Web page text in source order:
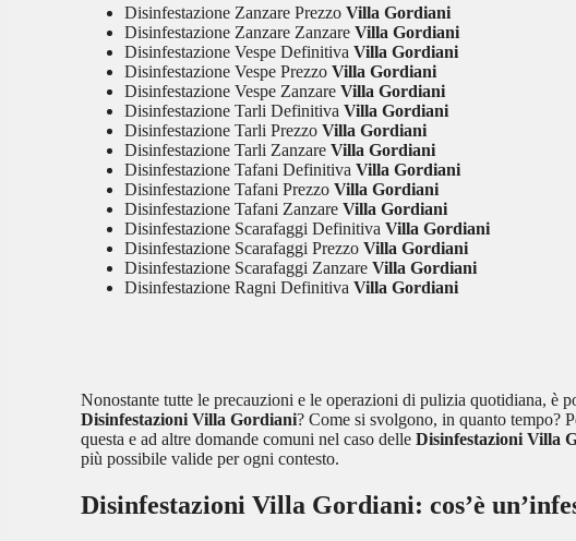
Disinfestazione Zanzare Prezzo Villa Gordiani
Disinfestazione Zanzare Zanzare Villa Gordiani
Disinfestazione Vespe Definitiva Villa Gordiani
Disinfestazione Vespe Prezzo Villa Gordiani
Disinfestazione Vespe Zanzare Villa Gordiani
Disinfestazione Tarli Definitiva Villa Gordiani
Disinfestazione Tarli Prezzo Villa Gordiani
Disinfestazione Tarli Zanzare Villa Gordiani
Disinfestazione Tafani Definitiva Villa Gordiani
Disinfestazione Tafani Prezzo Villa Gordiani
Disinfestazione Tafani Zanzare Villa Gordiani
Disinfestazione Scarafaggi Definitiva Villa Gordiani
Disinfestazione Scarafaggi Prezzo Villa Gordiani
Disinfestazione Scarafaggi Zanzare Villa Gordiani
Disinfestazione Ragni Definitiva Villa Gordiani
Nonostante tutte le precauzioni e le operazioni di pulizia quotidiana, è
Disinfestazioni Villa Gordiani? Come si svolgono, in quanto tempo?
questa e ad altre domande comuni nel caso delleDisinfestazioni Villa
più possibile valide per ogni contesto.
Disinfestazioni Villa Gordiani: cos’è